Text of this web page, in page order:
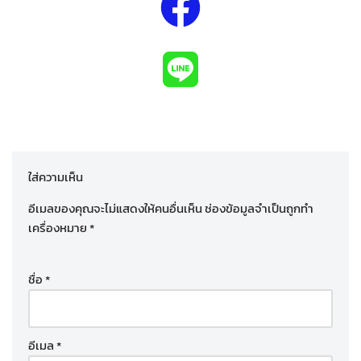
ใส่ความเห็น
อีเมลของคุณจะไม่แสดงให้คนอื่นเห็นช่องข้อมูลจำเป็นถูกทำ
เครื่องหมาย*
ชื่อ*
อีเมล*